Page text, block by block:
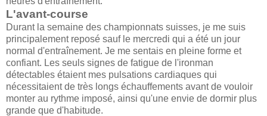
L'avant-course
Durant la semaine des championnats suisses, je me suis
principalement reposé sauf le mercredi qui a été un jour
normal d'entraînement. Je me sentais en pleine forme et
confiant. Les seuls signes de fatigue de l'ironman
détectables étaient mes pulsations cardiaques qui
nécessitaient de très longs échauffements avant de vouloir
monter au rythme imposé, ainsi qu'une envie de dormir plus
grande que d'habitude.